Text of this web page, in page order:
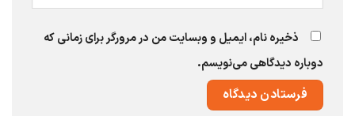
ذخیره نام، ایمیل و وبسایت من در مرورگر برای زمانی که
دوباره دیدگاهی می‌نویسم.